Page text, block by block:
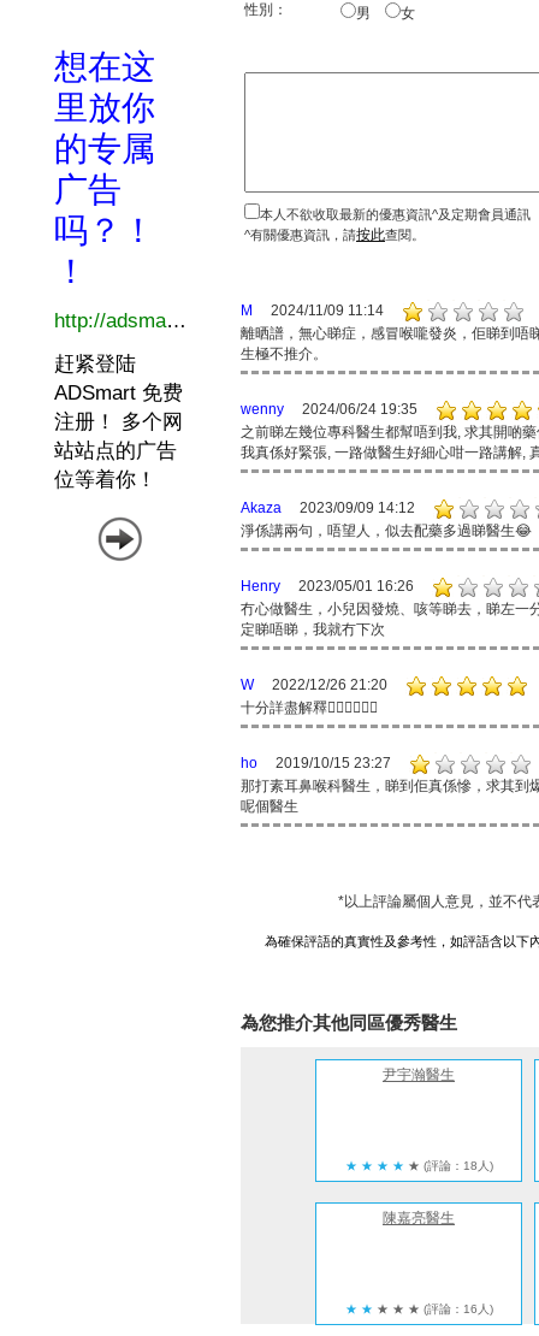
性別： 男 女
本人不欲收取最新的優惠資訊^及定期會員通訊
^有關優惠資訊，請按此查閱。
M
2024/11/09 11:14
離晒譜，無心睇症，感冒喉嚨發炎，佢睇到唔
生極不推介。
wenny
2024/06/24 19:35
之前睇左幾位專科醫生都幫唔到我, 求其開啲
我真係好緊張, 一路做醫生好細心咁一路講解,
Akaza
2023/09/09 14:12
淨係講兩句，唔望人，似去配藥多過睇醫生😂
Henry
2023/05/01 16:26
冇心做醫生，小兒因發燒、咳等睇去，睇左一
定睇唔睇，我就冇下次
W
2022/12/26 21:20
十分詳盡解釋👍🏻👍🏻👍🏻
ho
2019/10/15 23:27
那打素耳鼻喉科醫生，睇到佢真係慘，求其到
呢個醫生
*以上評論屬個人意見，並不代
為確保評語的真實性及參考性，如評語含以下
為您推介其他同區優秀醫生
尹宇瀚醫生
★ ★ ★ ★ ★ (評論：18人)
陳嘉亮醫生
★ ★ ★ ★ ★ (評論：16人)